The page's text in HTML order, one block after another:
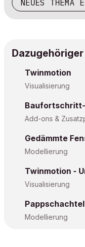
NEUES THEMA
Twinmotion
Visualisierung
Add-ons &
Gedämmte
Modellierung
Twinmotion -
Visualisierung
Pappschachtel
Modellierung